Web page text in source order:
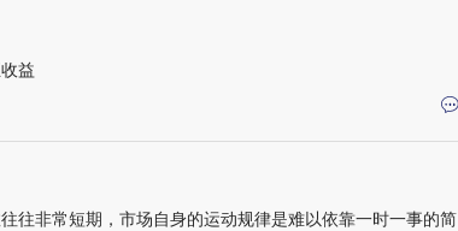
益
往非常短期，市场自身的运动规律是难以依靠一时一事的简